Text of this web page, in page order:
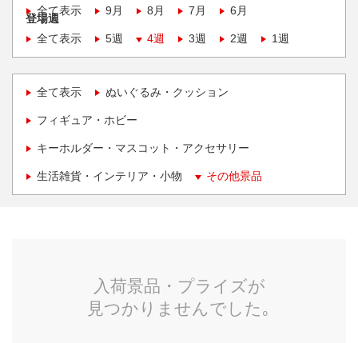
全て表示
9月 8月 7月 6月
登場週
全て表示
5週 4週 3週 2週 1週
全て表示 ぬいぐるみ・クッション
フィギュア・ホビー
キーホルダー・マスコット・アクセサリー
生活雑貨・インテリア・小物 その他景品